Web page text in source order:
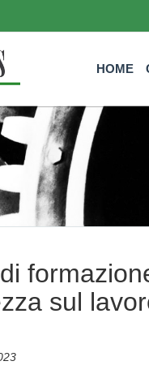
HOME
sul